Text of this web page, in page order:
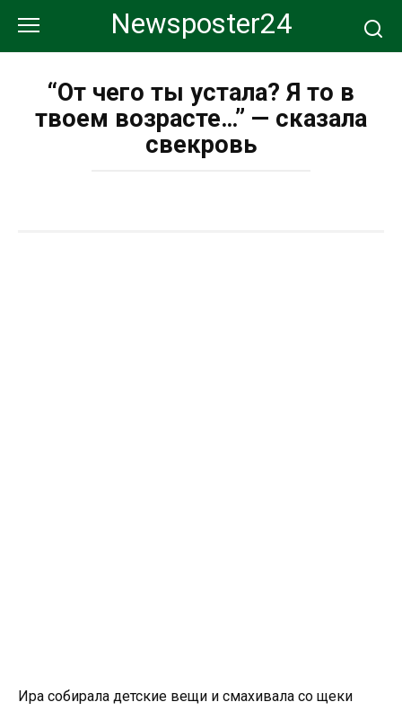
контенту
Newsposter24
“От чего ты устала? Я то в
твоем возрасте…” — сказала
свекровь
Ира собирала детские вещи и смахивала со щеки